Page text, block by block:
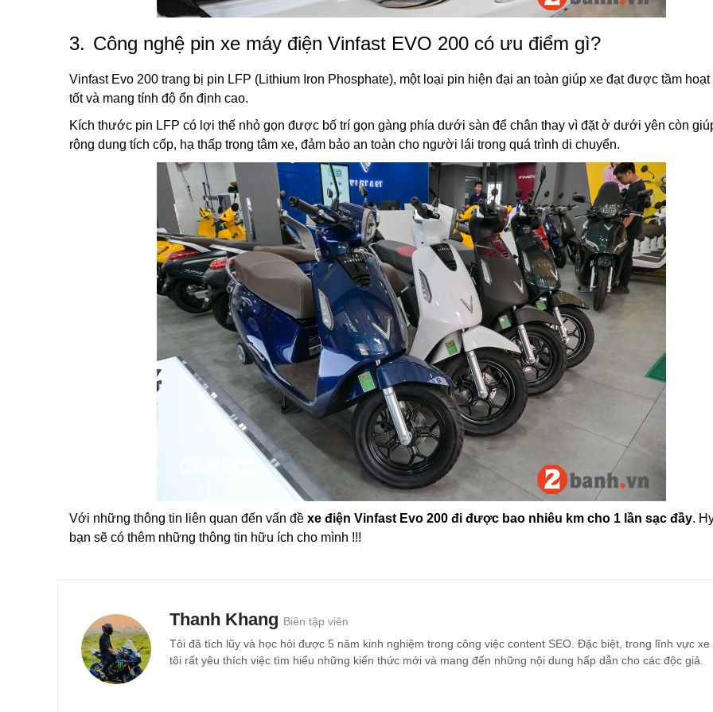
3. Công nghệ pin xe máy điện Vinfast EVO 200 có ưu điểm gì?
Vinfast Evo 200 trang bị pin LFP (Lithium Iron Phosphate), một loại pin hiện đại an toàn giúp xe đạt được tầm hoạt
tốt và mang tính độ ổn định cao.
Kích thước pin LFP có lợi thế nhỏ gọn được bố trí gọn gàng phía dưới sàn để chân thay vì đặt ở dưới yên còn
rộng dung tích cốp, hạ thấp trọng tâm xe, đảm bảo an toàn cho người lái trong quá trình di chuyển.
Với những thông tin liên quan đến vấn đề xe điện Vinfast Evo 200 đi được bao nhiêu km cho 1 lần sạc đầy.
bạn sẽ có thêm những thông tin hữu ích cho mình !!!
Thanh Khang Biên tập viên
Tôi đã tích lũy và học hỏi được 5 năm kinh nghiệm trong công việc content SEO. Đặc biệt, trong lĩnh vực xe
tôi rất yêu thích việc tìm hiểu những kiến thức mới và mang đến những nội dung hấp dẫn cho các độc giả.